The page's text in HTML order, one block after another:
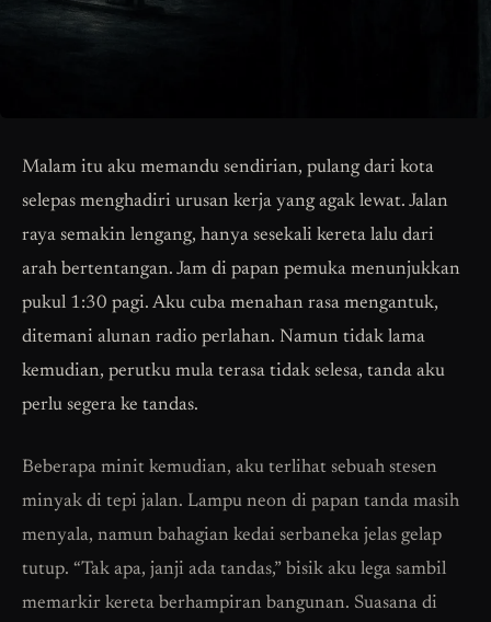
Malam itu aku memandu sendirian, pulang dari kota
selepas menghadiri urusan kerja yang agak lewat. Jalan
raya semakin lengang, hanya sesekali kereta lalu dari
arah bertentangan. Jam di papan pemuka menunjukkan
pukul 1:30 pagi. Aku cuba menahan rasa mengantuk,
ditemani alunan radio perlahan. Namun tidak lama
kemudian, perutku mula terasa tidak selesa, tanda aku
perlu segera ke tandas.
Beberapa minit kemudian, aku terlihat sebuah stesen
minyak di tepi jalan. Lampu neon di papan tanda masih
menyala, namun bahagian kedai serbaneka jelas gelap
tutup. “Tak apa, janji ada tandas,” bisik aku lega sambil
memarkir kereta berhampiran bangunan. Suasana di